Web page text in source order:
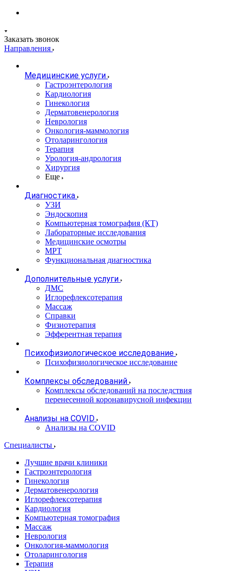
Заказать звонок
Направления
Медицинские услуги
Гастроэнтерология
Кардиология
Гинекология
Дерматовенерология
Неврология
Онкология-маммология
Отоларингология
Терапия
Урология-андрология
Хирургия
Еще
Диагностика
УЗИ
Эндоскопия
Компьютерная томография (КТ)
Лабораторные исследования
Медицинские осмотры
МРТ
Функциональная диагностика
Дополнительные услуги
ДМС
Иглорефлексотерапия
Массаж
Справки
Физиотерапия
Эфферентная терапия
Психофизиологическое исследование
Психофизиологическое исследование
Комплексы обследований
Комплексы обследований на последствия
перенесенной коронавирусной инфекции
Анализы на COVID
Анализы на COVID
Специалисты
Лучшие врачи клиники
Гастроэнтерология
Гинекология
Дерматовенерология
Иглорефлексотерапия
Кардиология
Компьютерная томография
Массаж
Неврология
Онкология-маммология
Отоларингология
Терапия